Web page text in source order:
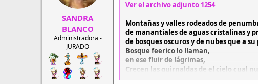
SANDRA
BLANCO
Administradora -
JURADO
Ver el archivo adjunto 1254
Montañas y valles rodeados de
de manantiales de aguas cristalinas y
de bosques oscuros y de nubes que a
Bosque feerico lo llaman,
en ese fluir de lágrimas,
Crecen las guirnaldas de el cielo cual
lunas enormes que corren a su paso,